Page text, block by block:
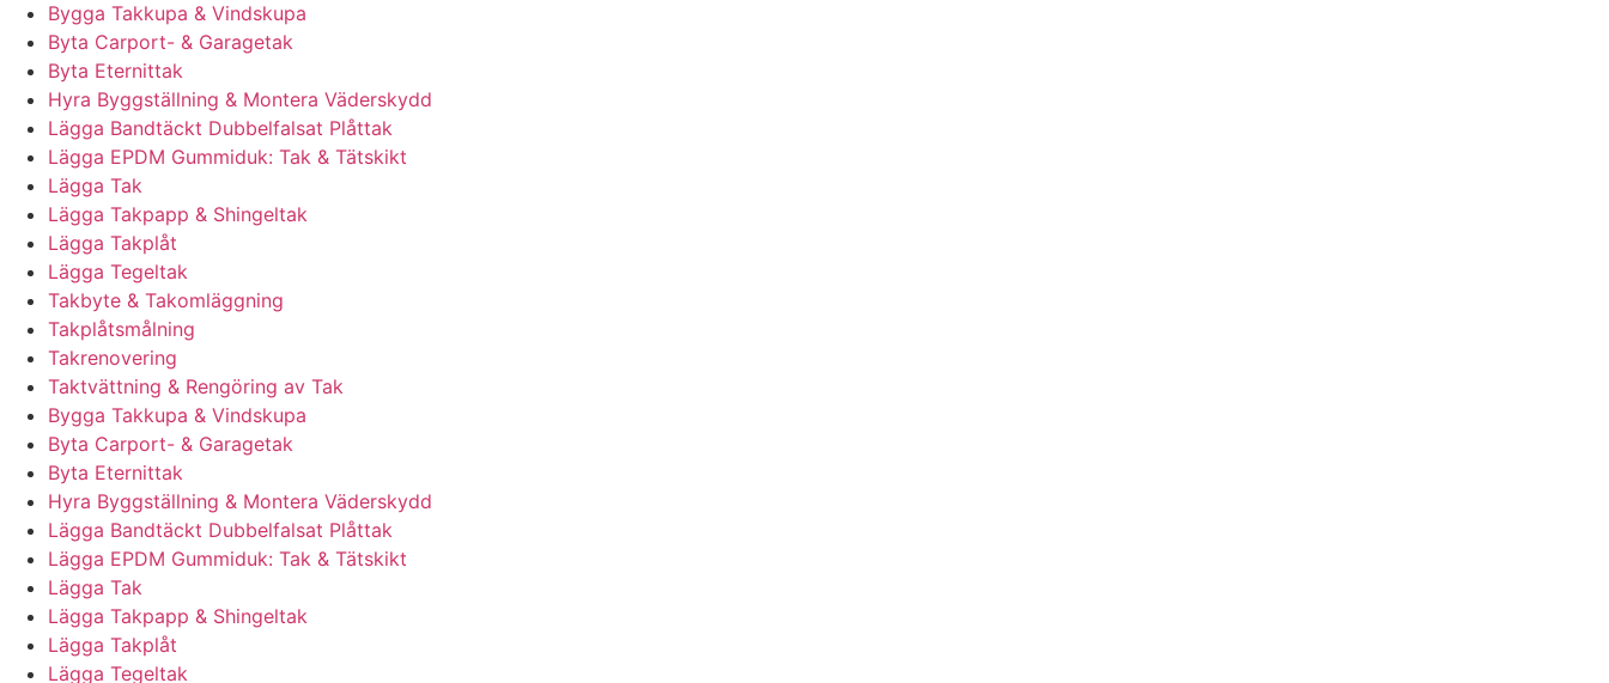
Bygga Takkupa & Vindskupa
Byta Carport- & Garagetak
Byta Eternittak
Hyra Byggställning & Montera Väderskydd
Lägga Bandtäckt Dubbelfalsat Plåttak
Lägga EPDM Gummiduk: Tak & Tätskikt
Lägga Tak
Lägga Takpapp & Shingeltak
Lägga Takplåt
Lägga Tegeltak
Takbyte & Takomläggning
Takplåtsmålning
Takrenovering
Taktvättning & Rengöring av Tak
Bygga Takkupa & Vindskupa
Byta Carport- & Garagetak
Byta Eternittak
Hyra Byggställning & Montera Väderskydd
Lägga Bandtäckt Dubbelfalsat Plåttak
Lägga EPDM Gummiduk: Tak & Tätskikt
Lägga Tak
Lägga Takpapp & Shingeltak
Lägga Takplåt
Lägga Tegeltak